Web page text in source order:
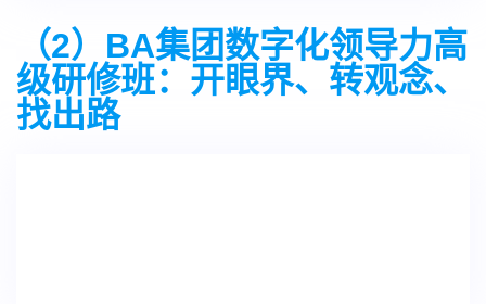
（2）BA集团数字化领导力高
级研修班：开眼界、转观念、
找出路